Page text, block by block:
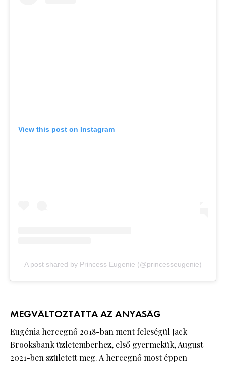
View this post on Instagram
A post shared by Princess Eugenie (@princesseugenie)
MEGVÁLTOZTATTA AZ ANYASÁG
Eugénia hercegnő 2018-ban ment feleségül Jack
Brooksbank üzletemberhez, első gyermekük, August
2021-ben született meg. A hercegnő most éppen